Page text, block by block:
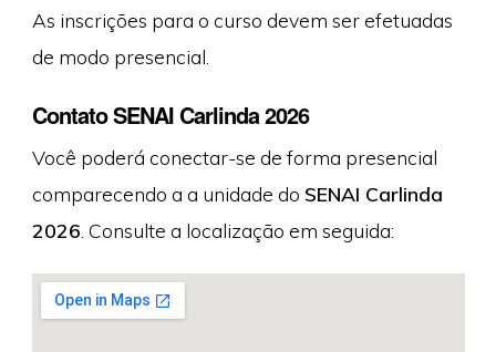
As inscrições para o curso devem ser efetuadas
de modo presencial.
Contato SENAI Carlinda 2026
Você poderá conectar-se de forma presencial
comparecendo a a unidade do SENAI Carlinda
2026 . Consulte a localização em seguida: